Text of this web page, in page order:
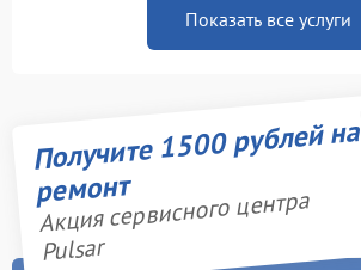
Показать все услуги
Получите 1500 рублей на
ремонт
Акция сервисного центра
Pulsar